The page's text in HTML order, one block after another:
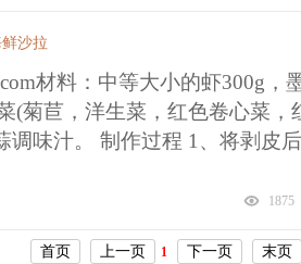
沙拉
材料：中等大小的虾300g，
(菊苣，洋生菜，红色卷心菜，
调味汁。 制作过程 1、将剥皮
1875
首页 上一页 1 下一页 末页